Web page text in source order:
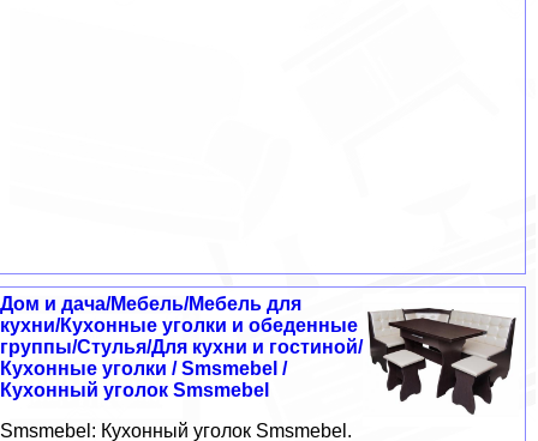
Дом и дача/Мебель/Мебель для
кухни/Кухонные уголки и обеденные
группы/Стулья/Для кухни и гостиной/
Кухонные уголки / Smsmebel /
Кухонный уголок Smsmebel
Smsmebel: Кухонный уголок Smsmebel.